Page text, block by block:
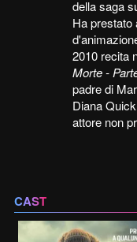
della saga
Ha prestato
2010 recita
Morte -
padre di
Diana
attore non
CAST